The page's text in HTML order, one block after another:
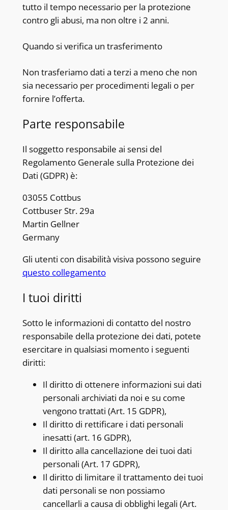
tutto il tempo necessario per la protezione
contro gli abusi, ma non oltre i 2 anni.
Quando si verifica un trasferimento
Non trasferiamo dati a terzi a meno che non
sia necessario per procedimenti legali o per
fornire l’offerta.
Parte responsabile
Il soggetto responsabile ai sensi del
Regolamento Generale sulla Protezione dei
Dati (GDPR) è:
03055 Cottbus
Cottbuser Str. 29a
Martin Gellner
Germany
Gli utenti con disabilità visiva possono seguire
questo collegamento
I tuoi diritti
Sotto le informazioni di contatto del nostro
responsabile della protezione dei dati, potete
esercitare in qualsiasi momento i seguenti
diritti:
Il diritto di ottenere informazioni sui dati
personali archiviati da noi e su come
vengono trattati (Art. 15 GDPR),
Il diritto di rettificare i dati personali
inesatti (art. 16 GDPR),
Il diritto alla cancellazione dei tuoi dati
personali (Art. 17 GDPR),
Il diritto di limitare il trattamento dei tuoi
dati personali se non possiamo
cancellarli a causa di obblighi legali (Art.